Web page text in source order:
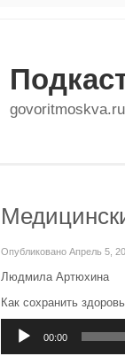
govoritmoskva.ru
Опубликовано Апрель 5,
Людмила Артюхина
Как сохранить
00:00